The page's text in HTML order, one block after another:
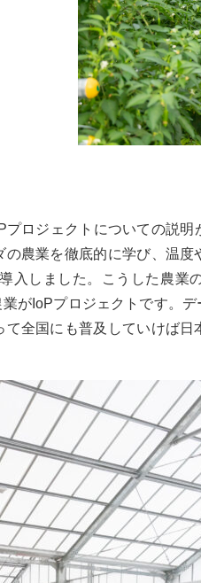
ロジェクトについての説
農業を徹底的に学び、温
しました。こうした農業
がIoPプロジェクトです。
全国にも普及していけば